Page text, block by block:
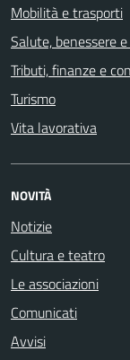
Mobilità e trasporti
Salute, benessere
Tributi, finanze e
Turismo
Vita lavorativa
NOVITÀ
Notizie
Cultura e teatro
Le associazioni
Comunicati
Avvisi